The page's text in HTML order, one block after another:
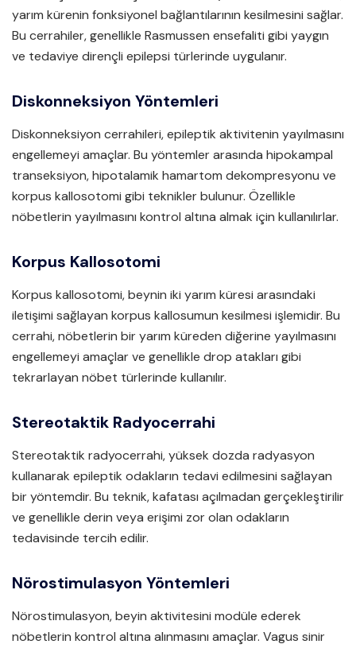
yarım kürenin fonksiyonel bağlantılarının kesilmesini sağlar.
Bu cerrahiler, genellikle Rasmussen ensefaliti gibi yaygın
ve tedaviye dirençli epilepsi türlerinde uygulanır.
Diskonneksiyon Yöntemleri
Diskonneksiyon cerrahileri, epileptik aktivitenin yayılmasını
engellemeyi amaçlar. Bu yöntemler arasında hipokampal
transeksiyon, hipotalamik hamartom dekompresyonu ve
korpus kallosotomi gibi teknikler bulunur. Özellikle
nöbetlerin yayılmasını kontrol altına almak için kullanılırlar.
Korpus Kallosotomi
Korpus kallosotomi, beynin iki yarım küresi arasındaki
iletişimi sağlayan korpus kallosumun kesilmesi işlemidir. Bu
cerrahi, nöbetlerin bir yarım küreden diğerine yayılmasını
engellemeyi amaçlar ve genellikle drop atakları gibi
tekrarlayan nöbet türlerinde kullanılır.
Stereotaktik Radyocerrahi
Stereotaktik radyocerrahi, yüksek dozda radyasyon
kullanarak epileptik odakların tedavi edilmesini sağlayan
bir yöntemdir. Bu teknik, kafatası açılmadan gerçekleştirilir
ve genellikle derin veya erişimi zor olan odakların
tedavisinde tercih edilir.
Nörostimulasyon Yöntemleri
Nörostimulasyon, beyin aktivitesini modüle ederek
nöbetlerin kontrol altına alınmasını amaçlar. Vagus sinir